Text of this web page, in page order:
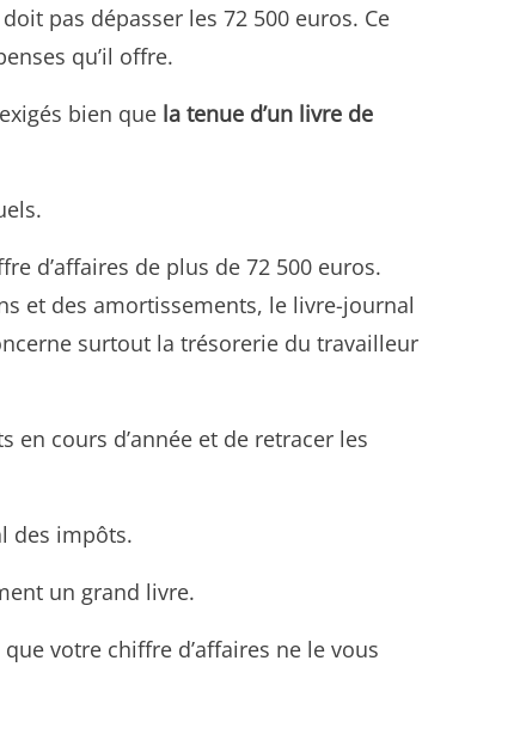
pas dépasser les 72 500 euros. Ce
qu’il offre.
bien que la tenue d’un livre de
d’affaires de plus de 72 500 euros.
et des amortissements, le livre-journal
surtout la trésorerie du travailleur
cours d’année et de retracer les
des impôts.
un grand livre.
votre chiffre d’affaires ne le vous